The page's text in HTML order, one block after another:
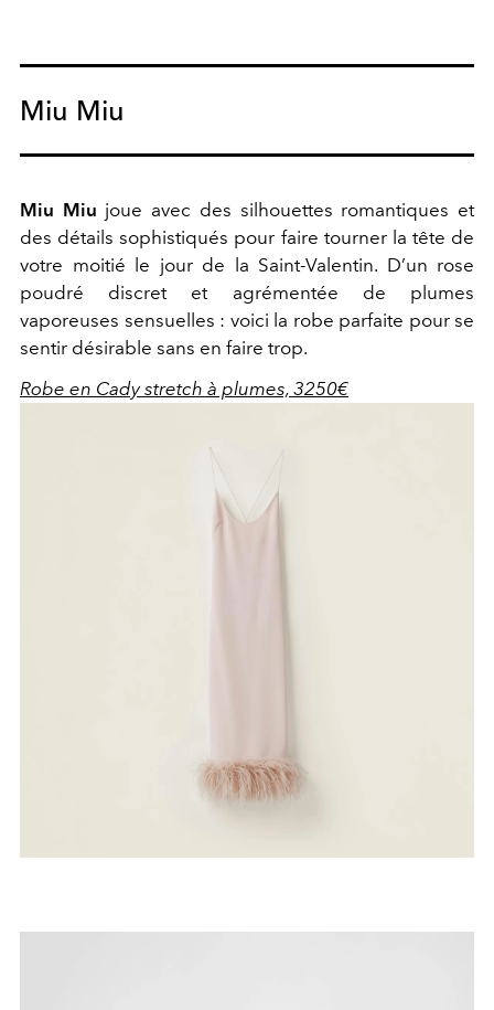
Miu Miu
Miu Miu joue avec des silhouettes romantiques et
des détails sophistiqués pour faire tourner la tête de
votre moitié le jour de la Saint-Valentin. D’un rose
poudré discret et agrémentée de plumes
vaporeuses sensuelles : voici la robe parfaite pour se
sentir désirable sans en faire trop.
Robe en Cady stretch à plumes, 3250€